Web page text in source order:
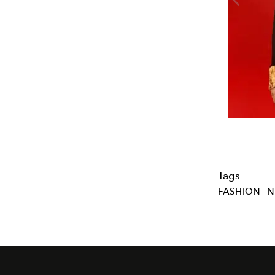
Tags
FASHION